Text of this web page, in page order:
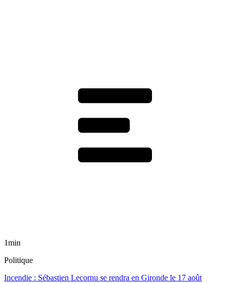
1min
Politique
Incendie : Sébastien Lecornu se rendra en Gironde le 17 août